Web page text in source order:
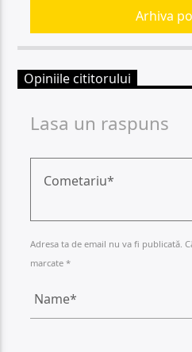
Arhiva
Opiniile cititorului
Lasa un raspuns
Adresa ta de email nu va fi publicată.
marcate *